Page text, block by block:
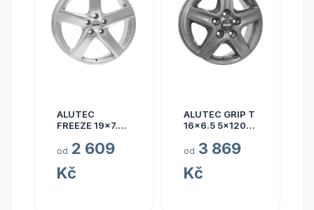
ALUTEC
FREEZE 19x7.5
od 2 609
Kč
ALUTEC GRIP T
16x6.5 5x120
od 3 869
Kč